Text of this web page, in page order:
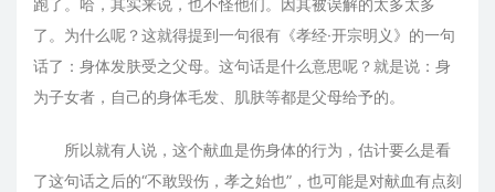
跑了。哈，其实来说，也不怪他们。因其被误解的太多太多
了。为什么呢？这就得提到一句很有《孝经·开宗明义》的一句
话了：身体发肤受之父母。这句话是什么意思呢？就是说：身
为子女者，自己的身体毛发、肌肤等都是父母给予的。
所以就有人说，这个献血是伤身体的行为，估计要么是看
了这句话之后的“不敢毁伤，孝之始也”，也可能是对献血有点刻